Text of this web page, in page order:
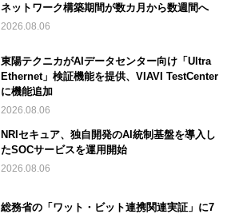
ネットワーク構築期間が数カ月から数週間へ
2026.08.06
東陽テクニカがAIデータセンター向け「Ultra
Ethernet」検証機能を提供、VIAVI TestCenter
に機能追加
2026.08.06
NRIセキュア、独自開発のAI統制基盤を導入し
たSOCサービスを運用開始
2026.08.06
総務省の「ワット・ビット連携関連実証」に7